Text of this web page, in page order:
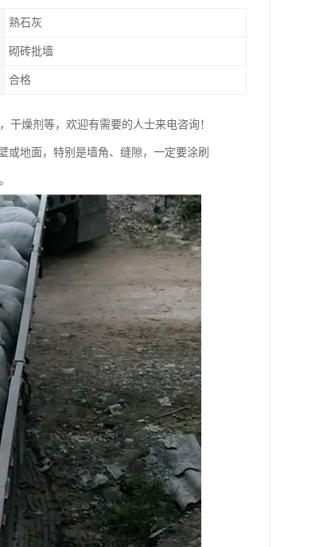
熟石灰
砌砖批墙
合格
燥剂等，欢迎有需要的人士来电咨询！
或地面，特别是墙角、缝隙，一定要涂刷